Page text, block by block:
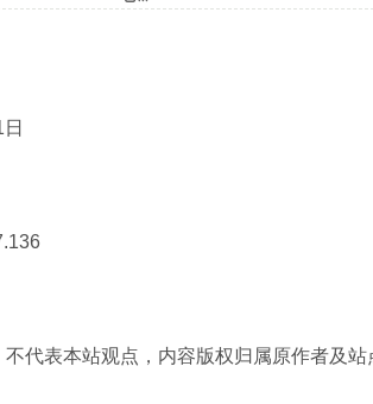
代表本站观点，内容版权归属原作者及